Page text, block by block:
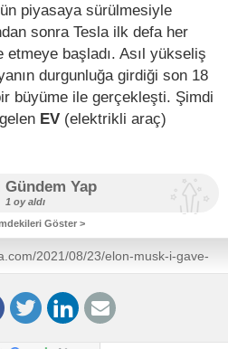
piyasaya sürülmesiyle
sonra Tesla ilk defa her
başladı. Asıl yükseliş
durgunluğa girdiği son 18
büyüme ile gerçekleşti. Şimdi
EV (elektrikli araç)
Gündem Yap
1 oy aldı
Göster >
2021/08/23/elon-musk-i-gave-
cash-in-its-darkest-hour/